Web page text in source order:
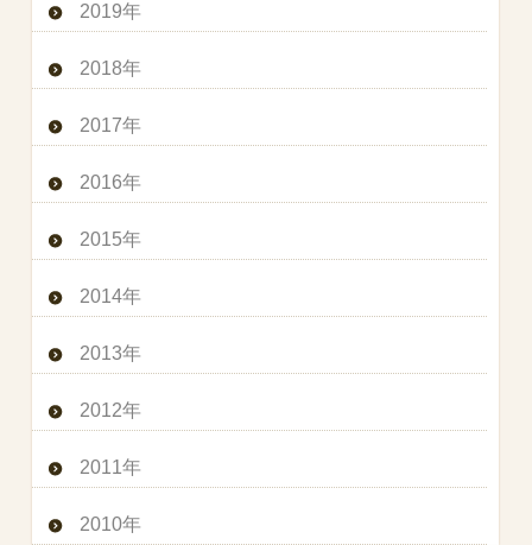
2019年
2018年
2017年
2016年
2015年
2014年
2013年
2012年
2011年
2010年